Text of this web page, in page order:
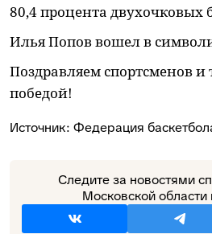
80,4 процента двухочковых
Илья Попов вошел в
Поздравляем спортсменов и
победой!
Источник: Федерация
Следите за новостями
Московской области